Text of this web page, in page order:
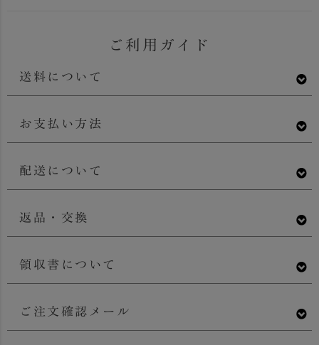
ご利用ガイド
送料について
お支払い方法
配送について
返品・交換
領収書について
ご注文確認メール